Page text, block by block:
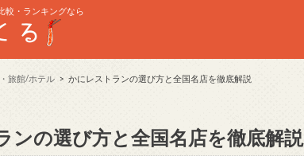
較・ランキングなら
旅館/ホテル かにレストランの選び方と全国名店を徹底解説
ンの選び方と全国名店を徹底解説